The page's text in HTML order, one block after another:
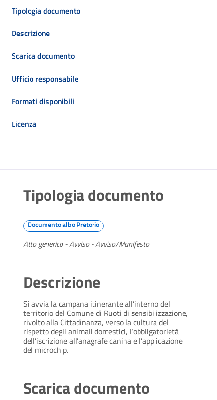
Tipologia documento
Descrizione
Scarica documento
Ufficio responsabile
Formati disponibili
Licenza
Tipologia documento
Documento albo Pretorio
Atto generico - Avviso - Avviso/Manifesto
Descrizione
Si avvia la campana itinerante all’interno del
territorio del Comune di Ruoti di sensibilizzazione,
rivolto alla Cittadinanza, verso la cultura del
rispetto degli animali domestici, l’obbligatorietà
dell’iscrizione all’anagrafe canina e l’applicazione
del microchip.
Scarica documento